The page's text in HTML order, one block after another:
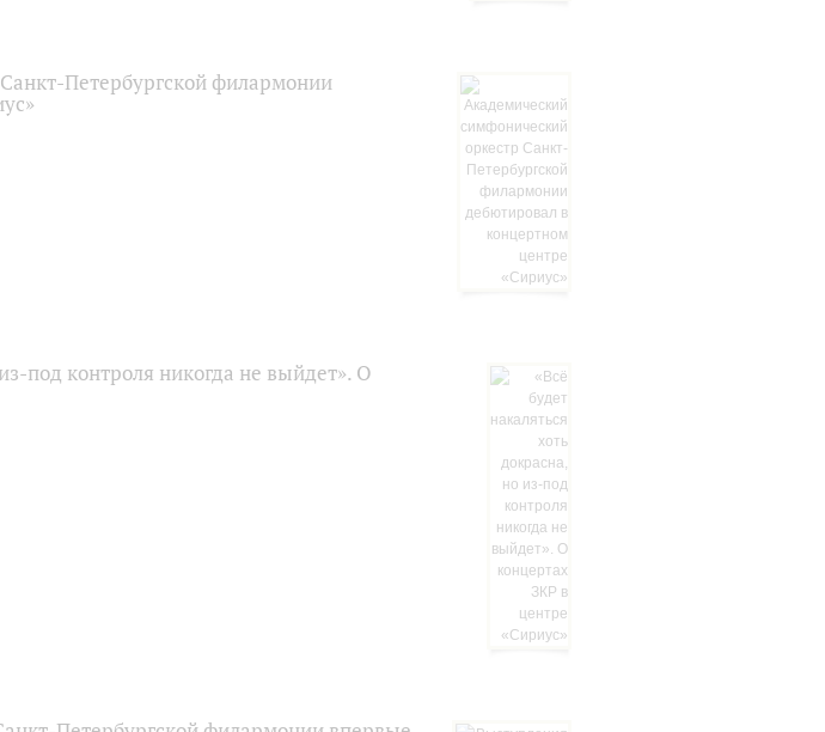
Петербургской филармонии
под контроля никогда не выйдет». О